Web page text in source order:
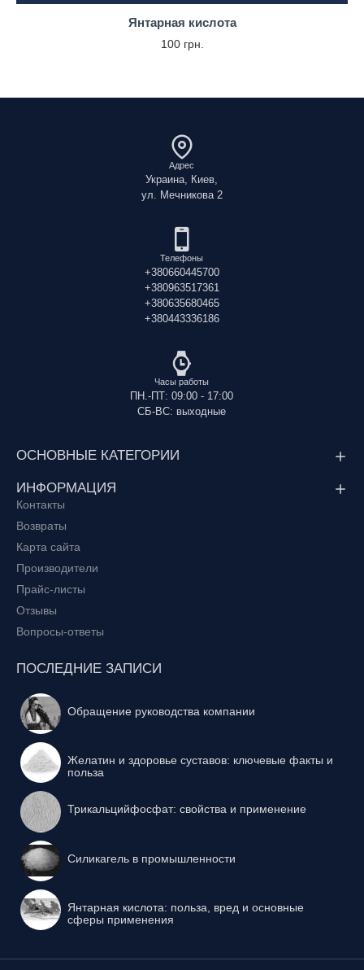
Янтарная кислота
100 грн.
Адрес
Украина, Киев,
ул. Мечникова 2
Телефоны
+380660445700
+380963517361
+380635680465
+380443336186
Часы работы
ПН.-ПТ: 09:00 - 17:00
СБ-ВС: выходные
ОСНОВНЫЕ КАТЕГОРИИ
ИНФОРМАЦИЯ
Контакты
Возвраты
Карта сайта
Производители
Прайс-листы
Отзывы
Вопросы-ответы
ПОСЛЕДНИЕ ЗАПИСИ
Обращение руководства компании
Желатин и здоровье суставов: ключевые факты и
польза
Трикальцийфосфат: свойства и применение
Силикагель в промышленности
Янтарная кислота: польза, вред и основные
сферы применения